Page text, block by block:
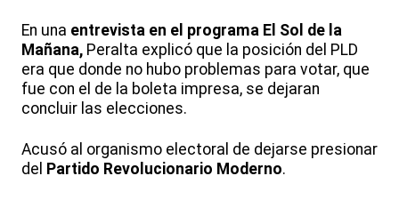
En una entrevista en el programa El Sol de la
Mañana, Peralta explicó que la posición del PLD
era que donde no hubo problemas para votar, que
fue con el de la boleta impresa, se dejaran
concluir las elecciones.
Acusó al organismo electoral de dejarse presionar
del Partido Revolucionario Moderno.